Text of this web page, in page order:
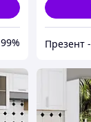
99%